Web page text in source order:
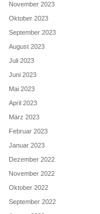
November 2023
Oktober 2023
September 2023
August 2023
Juli 2023
Juni 2023
Mai 2023
April 2023
März 2023
Februar 2023
Januar 2023
Dezember 2022
November 2022
Oktober 2022
September 2022